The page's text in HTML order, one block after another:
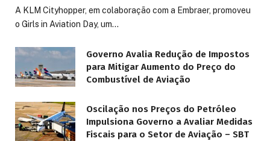
A KLM Cityhopper, em colaboração com a Embraer, promoveu
o Girls in Aviation Day, um…
Governo Avalia Redução de Impostos
para Mitigar Aumento do Preço do
Combustível de Aviação
Oscilação nos Preços do Petróleo
Impulsiona Governo a Avaliar Medidas
Fiscais para o Setor de Aviação – SBT